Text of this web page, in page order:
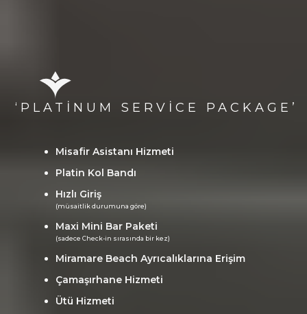
‘PLATINUM SERVICE PACKAGE’
Misafir Asistanı Hizmeti
Platin Kol Bandı
Hızlı Giriş
(müsaitlik durumuna göre)
Maxi Mini Bar Paketi
(sadece Check-in sırasında bir kez)
Miramare Beach Ayrıcalıklarına Erişim
Çamaşırhane Hizmeti
Ütü Hizmeti